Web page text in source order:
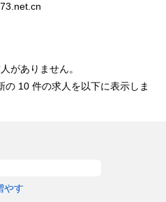
ジ)
がありません。
10 件の求人を以下に表示しま
やす